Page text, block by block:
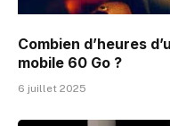
Combien d’heures
mobile 60 Go ?
6 juillet 2025